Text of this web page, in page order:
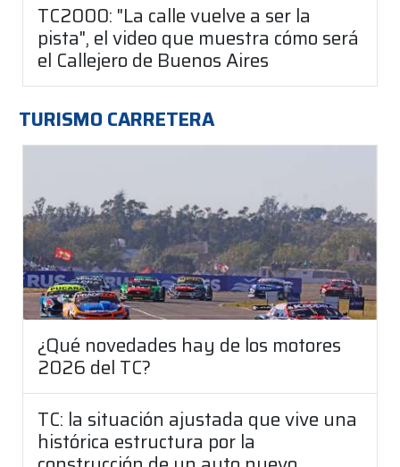
TC2000: "La calle vuelve a ser la
pista", el video que muestra cómo será
el Callejero de Buenos Aires
TURISMO CARRETERA
¿Qué novedades hay de los motores
2026 del TC?
TC: la situación ajustada que vive una
histórica estructura por la